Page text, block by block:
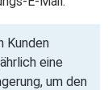
Kunden
eine
um den